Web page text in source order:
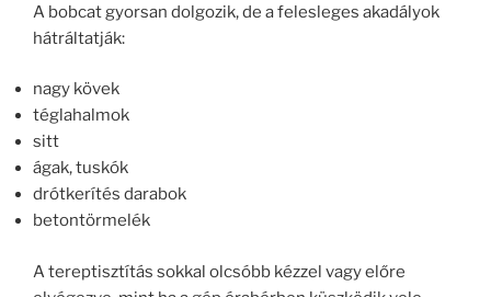
A bobcat gyorsan dolgozik, de a felesleges akadályok
hátráltatják:
nagy kövek
téglahalmok
sitt
ágak, tuskók
drótkerítés darabok
betontörmelék
A tereptisztítás sokkal olcsóbb kézzel vagy előre